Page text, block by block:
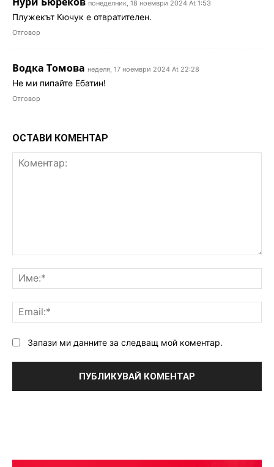
понеделник, 18 ноември 2024 At 1:53
Плужекът Кючук е отвратителен.
Отговор
Водка Томова неделя, 17 ноември 2024 At 22:28
Не ми пипайте Ебатин!
Отговор
ОСТАВИ КОМЕНТАР
Запази ми данните за следващ мой коментар.